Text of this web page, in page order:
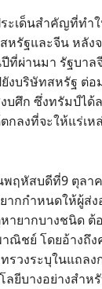
ะเด็นสำคัญที่ทำ
หรัฐและจีน หลั
ที่ผ่านมา รัฐบาล
งบริษัทสหรัฐ ต่อ
บศึก ซึ่งทรัมป์ได้
กลงที่จะให้แร่เ
พฤหัสบดีที่9 ตุลา
กกำหนดให้ผู้ส่ง
ายากบางชนิด ต้
ณิชย์ โดยอ้างถึ
รวงระบุในแถล
ยีบางอย่างสำห